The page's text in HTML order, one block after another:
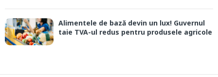
Alimentele de bază devin un lux! Guvernul
taie TVA-ul redus pentru produsele agricole